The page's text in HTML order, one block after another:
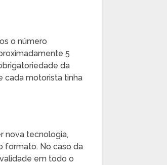
o número
5
da
cada motorista tinha
nova tecnologia,
formato. No caso da
em todo o